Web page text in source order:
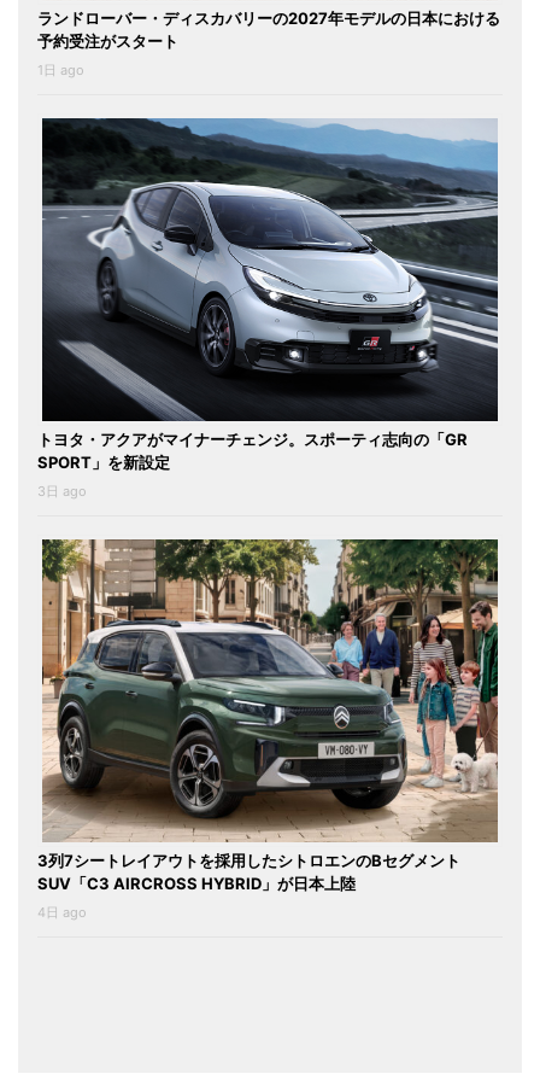
ランドローバー・ディスカバリーの2027年モデルの日本における
予約受注がスタート
1日 ago
トヨタ・アクアがマイナーチェンジ。スポーティ志向の「GR
SPORT」を新設定
3日 ago
3列7シートレイアウトを採用したシトロエンのBセグメント
SUV「C3 AIRCROSS HYBRID」が日本上陸
4日 ago